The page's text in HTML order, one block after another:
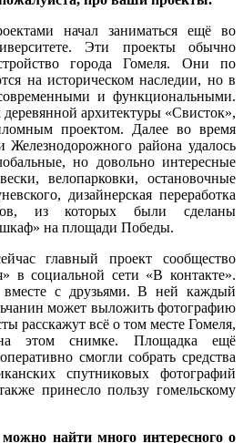
начал заниматься ещё во
Эти проекты обычно
города Гомеля. Они по
на историческом наследии, но в
и функциональными.
архитектуры «Свисток»,
проектом. Далее во время
Железнодорожного района удалось
но довольно интересные
велопарковки, остановочные
дизайнерская переработка
из которых были сделаны
на площади Победы.
главный проект сообщество
в социальной сети «В контакте».
с друзьями. В ней каждый
может выложить фотографию
расскажут всё о том месте Гомеля,
этом снимке. Площадка ещё
смогли собрать средства
спутниковых фотографий
принесло пользу гомельскому
найти много интересного о